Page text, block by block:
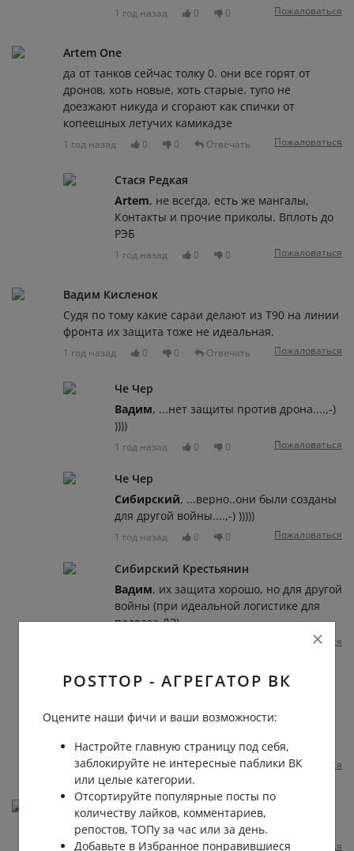
1 год назад 0 0 Пожаловаться
Artem One
да от танков сейчас толку 0. они все горят от
дронов, хоть новые, хоть старые. тупо не
доезжают никуда и сгорают как спички от
копеешных летучих камикадзе
1 год назад 0 0 Отвечать Пожаловаться
Стася Редкая
Artem, не всегда, есть же мангалы,
Контакты и прочие приколы. Вплоть до
РЭБ
1 год назад 0 0 Пожаловаться
Вадим Кисленок
Судя по тому какие сараи делают из Т90 на линии
фронта их защита тоже не идеальная.
1 год назад 0 0 Отвечать Пожаловаться
Че Чер
Вадим, ...нет защиты против дрона....,-)
))))
1 год назад 0 0 Пожаловаться
Че Чер
Сибирский, ...верно..они были созданы
для другой войны....,-) )))))
1 год назад 0 0 Пожаловаться
Сибирский Крестьянин
Вадим, их защита хорошо, но для другой
войны (при идеальной логистике для
подвоза ДЗ)
Пожаловаться
Вова Воробьев
есть косяки но он хорош , смеяться
можно сколько угодно но даже Т72
пиздов давал Лео ,
1 год назад 0 0 Пожаловаться
Макс Королев
Киев за три дня взяли и леопарды не помогли
1 год назад 0 0 Отвечать Пожаловаться
POSTTOP - АГРЕГАТОР ВК
Оцените наши фичи и ваши возможности:
Настройте главную страницу под себя,
заблокируйте не интересные паблики ВК
или целые категории.
Отсортируйте популярные посты по
количеству лайков, комментариев,
репостов, ТОПу за час или за день.
Добавьте в Избранное понравившиеся